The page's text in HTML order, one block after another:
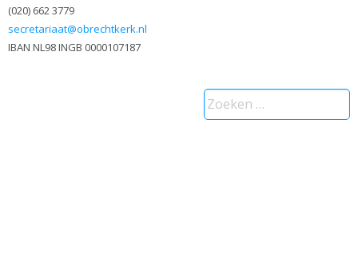
(020) 662 3779
secretariaat@obrechtkerk.nl
IBAN NL98 INGB 0000107187
Zoeken
naar: